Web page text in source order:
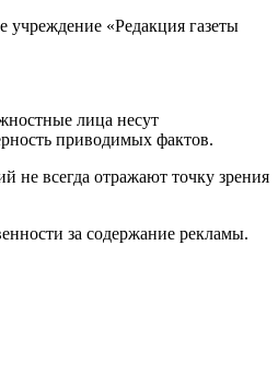
«Редакция газеты
лица несут
приводимых фактов.
не всегда отражают точку зрения
за содержание рекламы.